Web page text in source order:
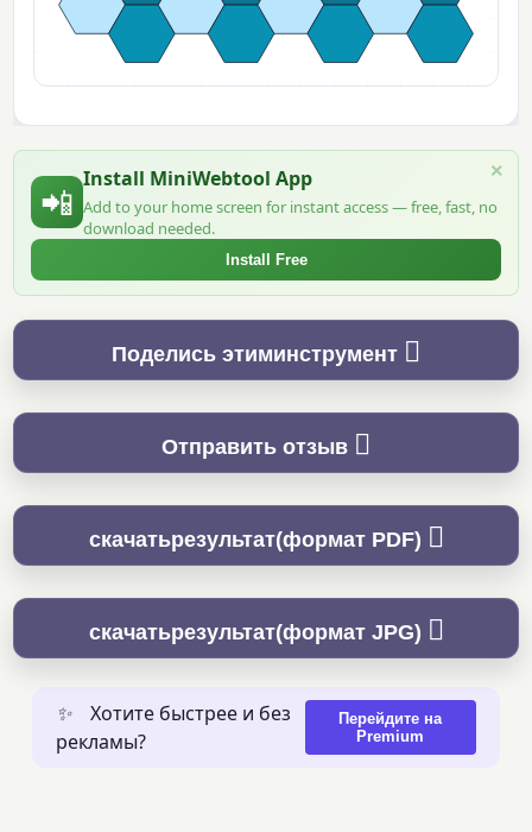
📲
Install MiniWebtool App
Add to your home screen for instant access — free, fast, no
download needed.
Install Free
×
Поделись этиминструмент
Отправить отзыв
скачатьрезультат(формат PDF)
скачатьрезультат(формат JPG)
✨
Хотите быстрее и без
рекламы?
Перейдите на
Premium